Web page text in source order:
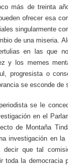
más de treinta
ofrecer esa
singularmente
de una miseria.
en las que
y los memes
progresista o
se esconde de
se le
en el
de Montaña
investigación en
que tal
toda la democracia